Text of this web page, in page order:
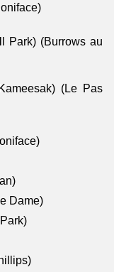
Park) (Burrows au
(Le Pas
Dame)